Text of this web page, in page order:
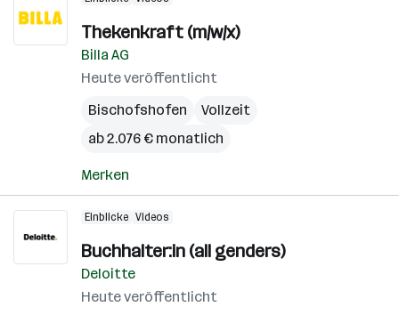
Thekenkraft (m/w/x)
Billa AG
Heute veröffentlicht
Bischofshofen
Vollzeit
ab 2.076 € monatlich
Merken
Einblicke Videos
Buchhalter:in (all genders)
Deloitte
Heute veröffentlicht